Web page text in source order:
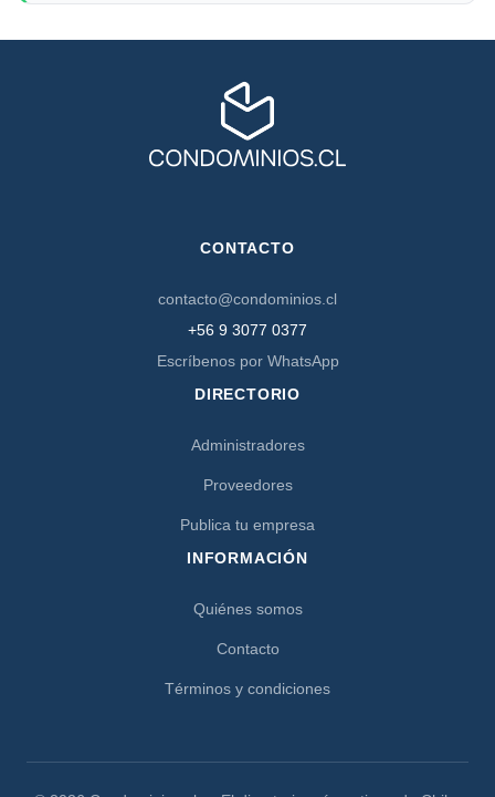
CONTACTO
contacto@condominios.cl
+56 9 3077 0377
Escríbenos por WhatsApp
DIRECTORIO
Administradores
Proveedores
Publica tu empresa
INFORMACIÓN
Quiénes somos
Contacto
Términos y condiciones